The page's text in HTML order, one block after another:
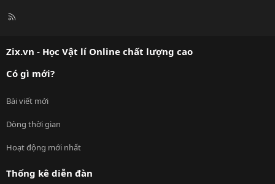
R
Zix.vn - Học Vật lí Online chất lượng cao
Có gì mới?
Bài viết mới
Dòng thời gian
Hoạt động mới nhất
Thống kê diễn đàn